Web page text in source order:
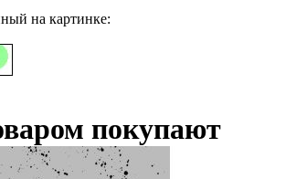
на картинке:
покупают